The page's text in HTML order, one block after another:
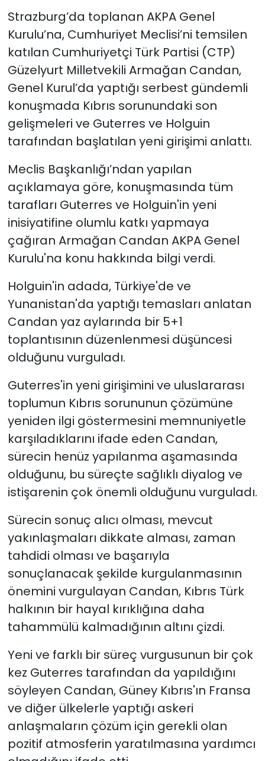
Strazburg’da toplanan AKPA Genel
Kurulu’na, Cumhuriyet Meclisi’ni temsilen
katılan Cumhuriyetçi Türk Partisi (CTP)
Güzelyurt Milletvekili Armağan Candan,
Genel Kurul’da yaptığı serbest gündemli
konuşmada Kıbrıs sorunundaki son
gelişmeleri ve Guterres ve Holguin
tarafından başlatılan yeni girişimi anlattı.
Meclis Başkanlığı’ndan yapılan
açıklamaya göre, konuşmasında tüm
tarafları Guterres ve Holguin'in yeni
inisiyatifine olumlu katkı yapmaya
çağıran Armağan Candan AKPA Genel
Kurulu'na konu hakkında bilgi verdi.
Holguin'in adada, Türkiye'de ve
Yunanistan'da yaptığı temasları anlatan
Candan yaz aylarında bir 5+1
toplantısının düzenlenmesi düşüncesi
olduğunu vurguladı.
Guterres'in yeni girişimini ve uluslararası
toplumun Kıbrıs sorununun çözümüne
yeniden ilgi göstermesini memnuniyetle
karşıladıklarını ifade eden Candan,
sürecin henüz yapılanma aşamasında
olduğunu, bu süreçte sağlıklı diyalog ve
istişarenin çok önemli olduğunu vurguladı.
Sürecin sonuç alıcı olması, mevcut
yakınlaşmaları dikkate alması, zaman
tahdidi olması ve başarıyla
sonuçlanacak şekilde kurgulanmasının
önemini vurgulayan Candan, Kıbrıs Türk
halkının bir hayal kırıklığına daha
tahammülü kalmadığının altını çizdi.
Yeni ve farklı bir süreç vurgusunun bir çok
kez Guterres tarafından da yapıldığını
söyleyen Candan, Güney Kıbrıs'ın Fransa
ve diğer ülkelerle yaptığı askeri
anlaşmaların çözüm için gerekli olan
pozitif atmosferin yaratılmasına yardımcı
Spor
Teknoloji
TÜRKiYE
Video Galeri
YAŞAM
Yazarlar